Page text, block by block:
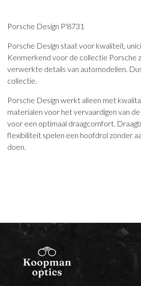
Porsche Design P'8731
Porsche Design staat voor kwaliteit,
Kenmerkend voor de collectie Porsche
verwerkte details van automodellen.
collectie.
Porsche Design werkt alleen met
materialen voor het vervaardigen van
voor een optimaal draagcomfort.
flexibiliteit spelen een hoofdrol zonder
doen.